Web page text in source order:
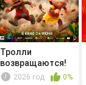
Тролли
возвращаются!
2026 год 0%